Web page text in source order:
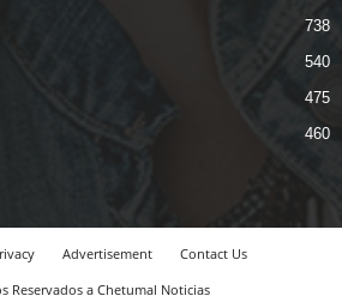
738
540
475
460
Advertisement
Contact Us
Reservados a Chetumal Noticias